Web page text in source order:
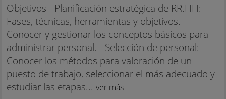
Objetivos - Planificación estratégica de RR.HH:
Fases, técnicas, herramientas y objetivos. -
Conocer y gestionar los conceptos básicos para
administrar personal. - Selección de personal:
Conocer los métodos para valoración de un
puesto de trabajo, seleccionar el más adecuado y
estudiar las etapas... ver más